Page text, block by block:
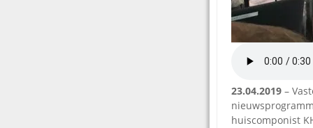
23.04.2019 –
huiscomponist